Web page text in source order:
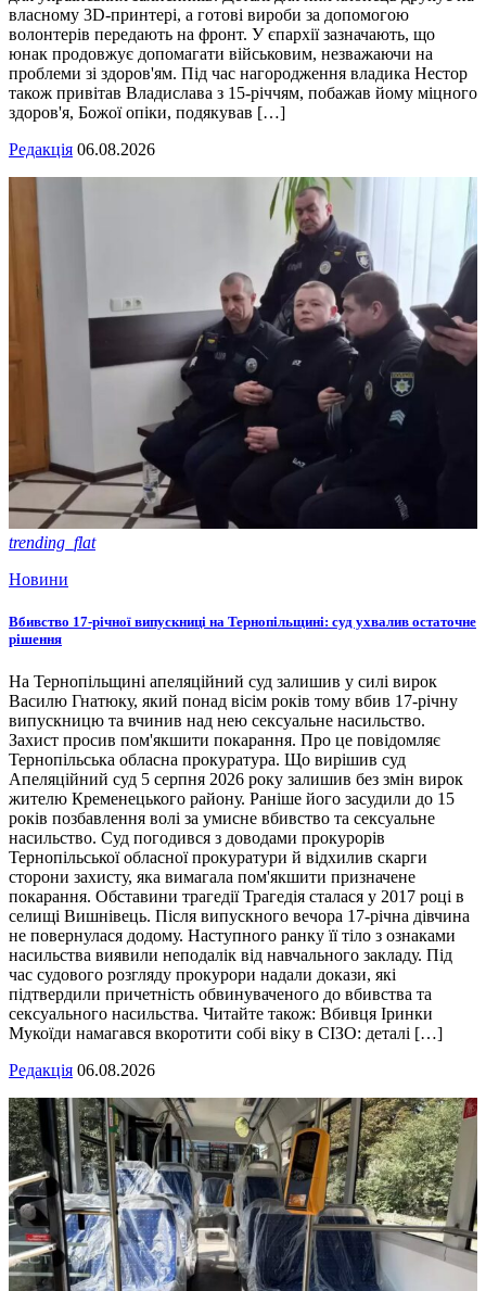
власному 3D-принтері, а готові вироби за допомогою
волонтерів передають на фронт. У єпархії зазначають, що
юнак продовжує допомагати військовим, незважаючи на
проблеми зі здоров'ям. Під час нагородження владика Нестор
також привітав Владислава з 15-річчям, побажав йому міцного
здоров'я, Божої опіки, подякував […]
Редакція 06.08.2026
trending_flat
Новини
Вбивство 17-річної випускниці на Тернопільщині: суд ухвалив остаточне
рішення
На Тернопільщині апеляційний суд залишив у силі вирок
Василю Гнатюку, який понад вісім років тому вбив 17-річну
випускницю та вчинив над нею сексуальне насильство.
Захист просив пом'якшити покарання. Про це повідомляє
Тернопільська обласна прокуратура. Що вирішив суд
Апеляційний суд 5 серпня 2026 року залишив без змін вирок
жителю Кременецького району. Раніше його засудили до 15
років позбавлення волі за умисне вбивство та сексуальне
насильство. Суд погодився з доводами прокурорів
Тернопільської обласної прокуратури й відхилив скарги
сторони захисту, яка вимагала пом'якшити призначене
покарання. Обставини трагедії Трагедія сталася у 2017 році в
селищі Вишнівець. Після випускного вечора 17-річна дівчина
не повернулася додому. Наступного ранку її тіло з ознаками
насильства виявили неподалік від навчального закладу. Під
час судового розгляду прокурори надали докази, які
підтвердили причетність обвинуваченого до вбивства та
сексуального насильства. Читайте також: Вбивця Іринки
Мукоїди намагався вкоротити собі віку в СІЗО: деталі […]
Редакція 06.08.2026